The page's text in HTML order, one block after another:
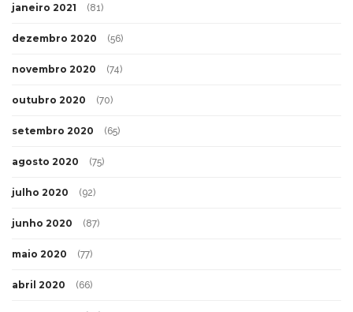
janeiro 2021 (81)
dezembro 2020 (56)
novembro 2020 (74)
outubro 2020 (70)
setembro 2020 (65)
agosto 2020 (75)
julho 2020 (92)
junho 2020 (87)
maio 2020 (77)
abril 2020 (66)